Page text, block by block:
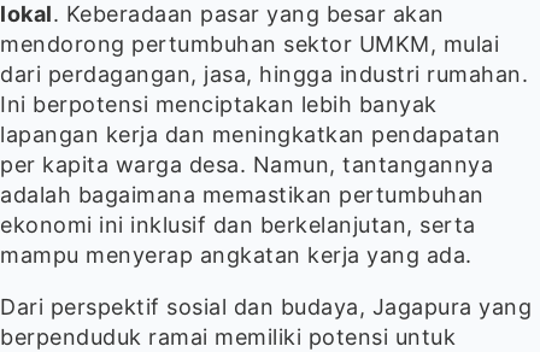
lokal. Keberadaan pasar yang besar akan
mendorong pertumbuhan sektor UMKM, mulai
dari perdagangan, jasa, hingga industri rumahan.
Ini berpotensi menciptakan lebih banyak
lapangan kerja dan meningkatkan pendapatan
per kapita warga desa. Namun, tantangannya
adalah bagaimana memastikan pertumbuhan
ekonomi ini inklusif dan berkelanjutan, serta
mampu menyerap angkatan kerja yang ada.
Dari perspektif sosial dan budaya, Jagapura yang
berpenduduk ramai memiliki potensi untuk